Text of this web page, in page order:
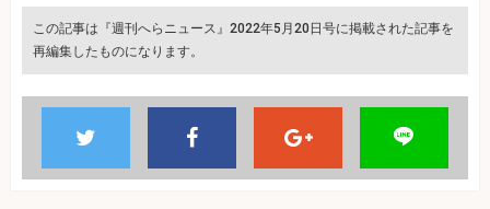
この記事は『週刊へらニュース』2022年5月20日号に掲載された記事を
再編集したものになります。